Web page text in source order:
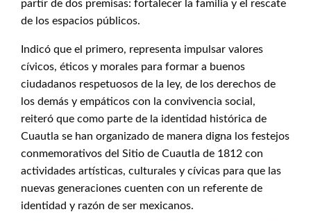
partir de dos premisas: fortalecer la familia y el rescate
de los espacios públicos.
Indicó que el primero, representa impulsar valores
cívicos, éticos y morales para formar a buenos
ciudadanos respetuosos de la ley, de los derechos de
los demás y empáticos con la convivencia social,
reiteró que como parte de la identidad histórica de
Cuautla se han organizado de manera digna los festejos
conmemorativos del Sitio de Cuautla de 1812 con
actividades artísticas, culturales y cívicas para que las
nuevas generaciones cuenten con un referente de
identidad y razón de ser mexicanos.